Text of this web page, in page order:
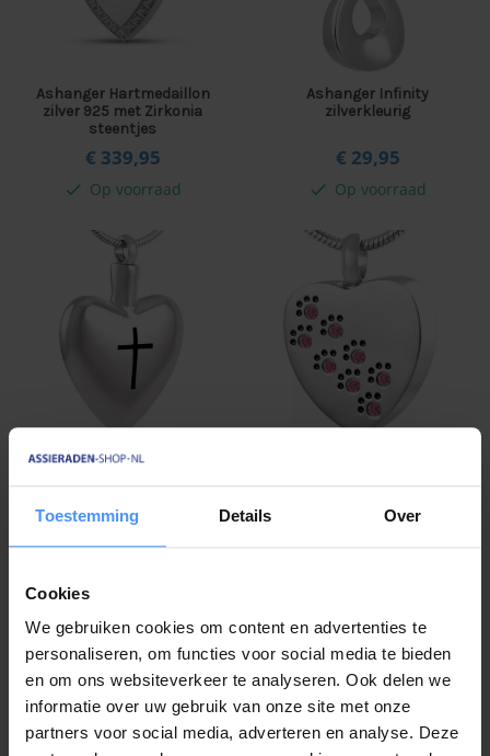
Toestemming Details Over
Cookies
We gebruiken cookies om content en advertenties te
personaliseren, om functies voor social media te bieden
en om ons websiteverkeer te analyseren. Ook delen we
informatie over uw gebruik van onze site met onze
partners voor social media, adverteren en analyse. Deze
Ashanger Hartmedaillon
zilver 925 met Zirkonia
steentjes
€ 339,95
check Op voorraad
Ashanger Infinity
zilverkleurig
€ 29,95
check Op voorraad
Ashanger Hart kruis
€ 31, 95